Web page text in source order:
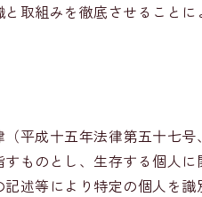
取組みを徹底させることに
平成十五年法律第五十七
ものとし、生存する個人に
述等により特定の個人を識